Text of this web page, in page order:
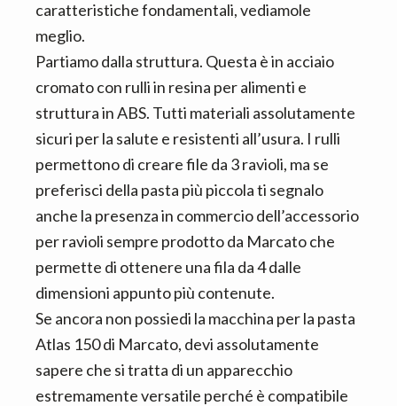
caratteristiche fondamentali, vediamole
meglio.
Partiamo dalla struttura. Questa è in acciaio
cromato con rulli in resina per alimenti e
struttura in ABS. Tutti materiali assolutamente
sicuri per la salute e resistenti all’usura. I rulli
permettono di creare file da 3 ravioli, ma se
preferisci della pasta più piccola ti segnalo
anche la presenza in commercio dell’accessorio
per ravioli sempre prodotto da Marcato che
permette di ottenere una fila da 4 dalle
dimensioni appunto più contenute.
Se ancora non possiedi la macchina per la pasta
Atlas 150 di Marcato, devi assolutamente
sapere che si tratta di un apparecchio
estremamente versatile perché è compatibile